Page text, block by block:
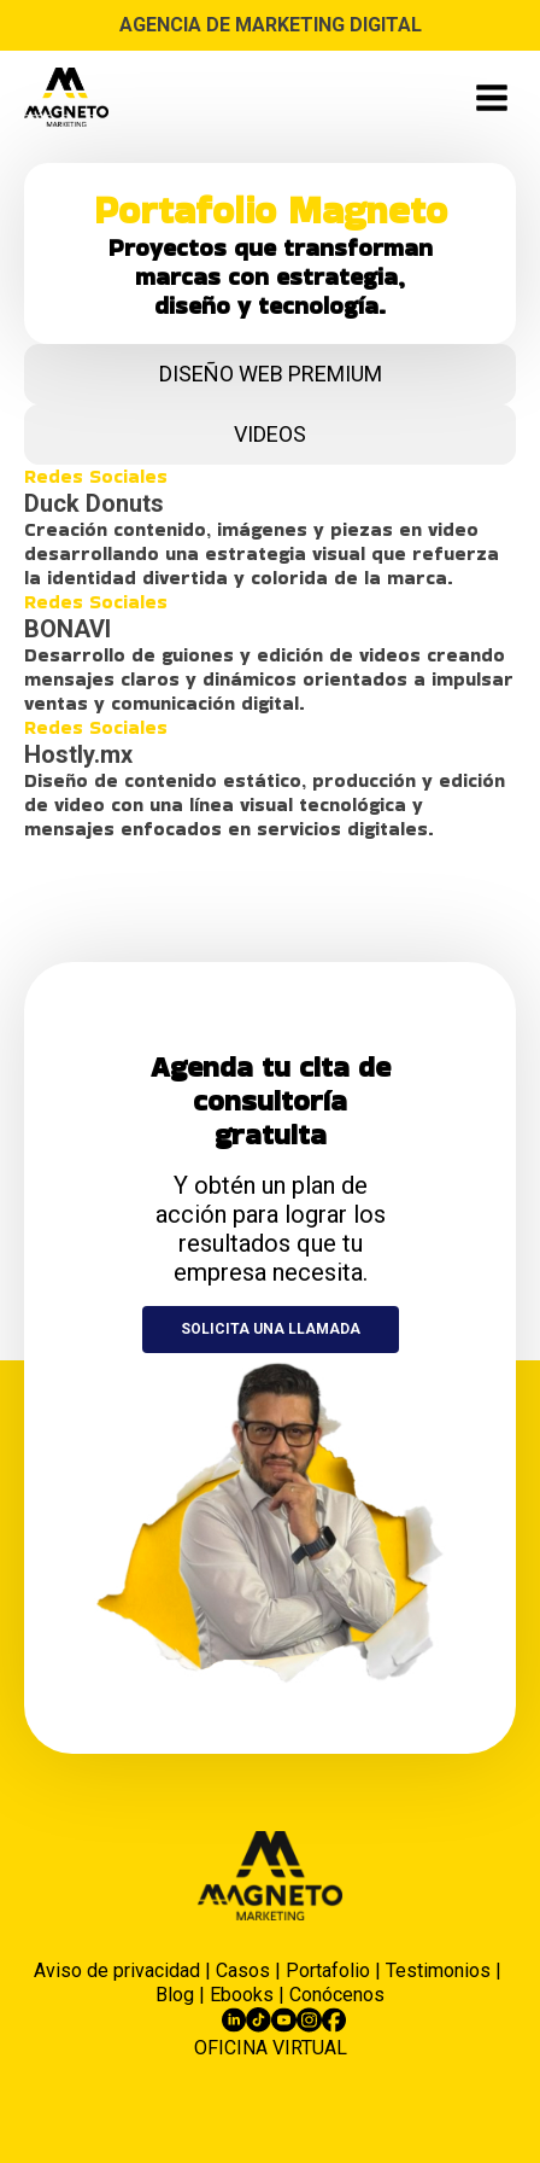
AGENCIA DE MARKETING DIGITAL
Portafolio Magneto
Proyectos que transforman
marcas con estrategia,
diseño y tecnología.
DISEÑO WEB PREMIUM
VIDEOS
Redes Sociales
Duck Donuts
Creación contenido, imágenes y piezas en video
desarrollando una estrategia visual que refuerza
la identidad divertida y colorida de la marca.
Redes Sociales
BONAVI
Desarrollo de guiones y edición de videos creando
mensajes claros y dinámicos orientados a impulsar
ventas y comunicación digital.
Redes Sociales
Hostly.mx
Diseño de contenido estático, producción y edición
de video con una línea visual tecnológica y
mensajes enfocados en servicios digitales.
Agenda tu cita de
consultoría
gratuita
Y obtén un plan de
acción para lograr los
resultados que tu
empresa necesita.
SOLICITA UNA LLAMADA
Aviso de privacidad Casos Portafolio Testimonios
Blog
Ebooks Conócenos
OFICINA VIRTUAL